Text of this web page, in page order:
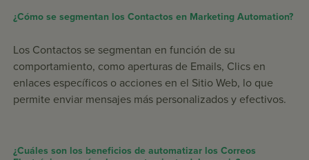
¿Cómo se segmentan los Contactos en Marketing Automation?
Los Contactos se segmentan en función de su
comportamiento, como aperturas de Emails, Clics en
enlaces específicos o acciones en el Sitio Web, lo que
permite enviar mensajes más personalizados y efectivos.
¿Cuáles son los beneficios de automatizar los Correos